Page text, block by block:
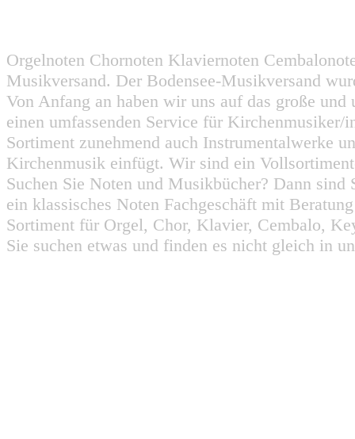
Orgelnoten Chornoten Klaviernoten
Musikversand. Der Bodensee-Musikversand
Von Anfang an haben wir uns auf das große
einen umfassenden Service für
Sortiment zunehmend auch Instrumentalwerke
Kirchenmusik einfügt. Wir sind ein
Suchen Sie Noten und Musikbücher? Dann
ein klassisches Noten Fachgeschäft mit
Sortiment für Orgel, Chor, Klavier, Cembalo,
Sie suchen etwas und finden es nicht gleich in